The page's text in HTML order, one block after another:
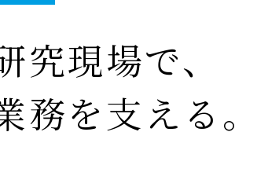
究現場で、
務を支える。